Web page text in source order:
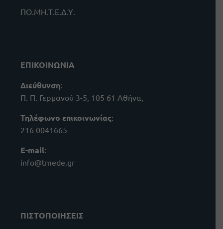
ΠΟ.ΜΗ.Τ.Ε.Δ.Υ.
ΕΠΙΚΟΙΝΩΝΙΑ
Διεύθυνση:
Π. Π. Γερμανού 3-5, 105 61 Αθήνα,
Τηλέφωνο επικοινωνίας:
216 0041665
E-mail:
info@tmede.gr
ΠΙΣΤΟΠΟΙΗΣΕΙΣ